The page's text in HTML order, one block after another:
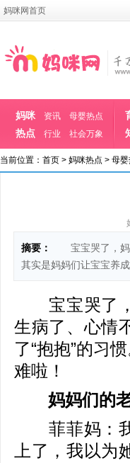
妈咪网首页
妈咪
热点
资讯
母婴热点
行业
社会万象
当前位置： 首页 > 妈咪热点 > 母婴
摘要：
宝宝哭了，妈
其实是妈妈们让宝宝养
宝宝哭了，
生病了、心情
了“抱抱”的习
难啦！
妈妈们的
菲菲妈：我
上了，我以